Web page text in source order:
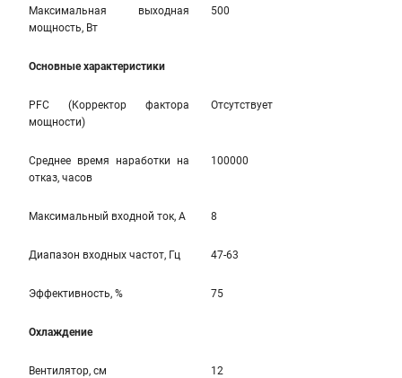
Максимальная выходная
мощность, Вт
500
Основные характеристики
PFC (Корректор фактора
мощности)
Отсутствует
Среднее время наработки на
отказ, часов
100000
Максимальный входной ток, А 8
Диапазон входных частот, Гц 47-63
Эффективность, % 75
Охлаждение
Вентилятор, см 12